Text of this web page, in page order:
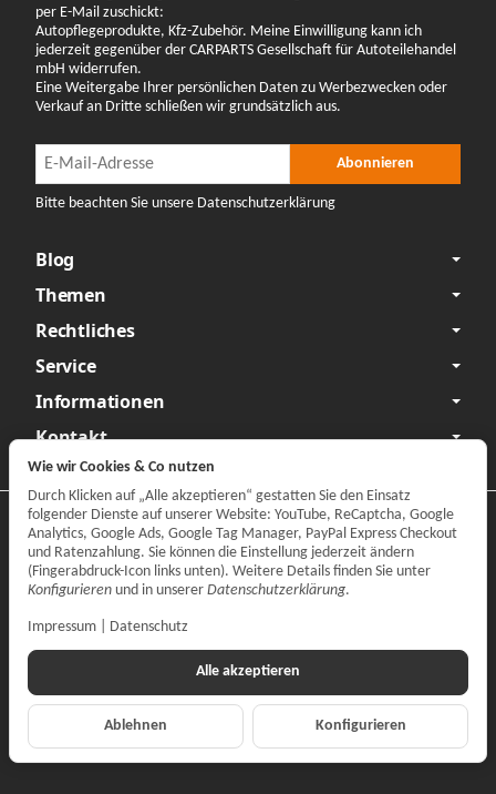
per E-Mail zuschickt:
Autopflegeprodukte, Kfz-Zubehör. Meine Einwilligung kann ich
jederzeit gegenüber der CARPARTS Gesellschaft für Autoteilehandel
mbH widerrufen.
Eine Weitergabe Ihrer persönlichen Daten zu Werbezwecken oder
Verkauf an Dritte schließen wir grundsätzlich aus.
Newsletter Abonnieren Abonnieren
Bitte beachten Sie unsere Datenschutzerklärung
Blog
Themen
Rechtliches
Service
Informationen
Kontakt
Datenschutzerklärung •Impressum
Vertrag widerrufen
Alle Preise inkl. gesetzlicher MwSt., zzgl.Versand
© CARPARTS Gesellschaft für Autoteilehandel mbH
Alle akzeptieren
Ablehnen Konfigurieren
Wie wir Cookies & Co nutzen
Durch Klicken auf „Alle akzeptieren“ gestatten Sie den Einsatz
folgender Dienste auf unserer Website: YouTube, ReCaptcha, Google
Analytics, Google Ads, Google Tag Manager, PayPal Express Checkout
und Ratenzahlung. Sie können die Einstellung jederzeit ändern
(Fingerabdruck-Icon links unten). Weitere Details finden Sie unter
Konfigurieren und in unserer Datenschutzerklärung.
Impressum Datenschutz